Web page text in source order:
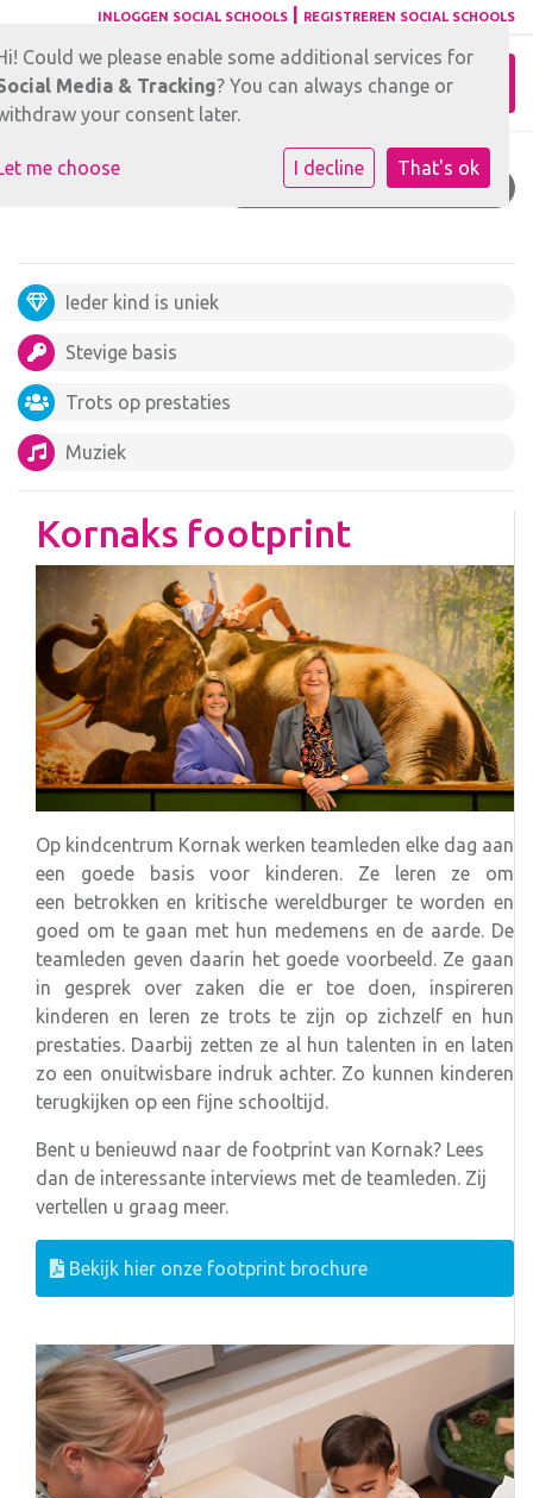
INLOGGEN SOCIAL SCHOOLS REGISTREREN SOCIAL SCHOOLS
KORNAKS FOOTPRINT
Ieder kind is uniek
Stevige basis
Trots op prestaties
Muziek
Kornaks footprint
Op kindcentrum Kornak werken teamleden elke dag aan
een goede basis voor kinderen. Ze leren ze om
een betrokken en kritische wereldburger te worden en
goed om te gaan met hun medemens en de aarde. De
teamleden geven daarin het goede voorbeeld. Ze gaan
in gesprek over zaken die er toe doen, inspireren
kinderen en leren ze trots te zijn op zichzelf en hun
prestaties. Daarbij zetten ze al hun talenten in en laten
zo een onuitwisbare indruk achter. Zo kunnen kinderen
terugkijken op een fijne schooltijd.
Bent u benieuwd naar de footprint van Kornak? Lees
dan de interessante interviews met de teamleden. Zij
vertellen u graag meer.
Bekijk hier onze footprint brochure
Could we please enable some additional services for
Media & Tracking? You can always change or
your consent later.
me choose I decline That's ok